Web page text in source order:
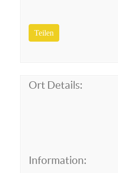
Teilen
Ort Details:
Information: